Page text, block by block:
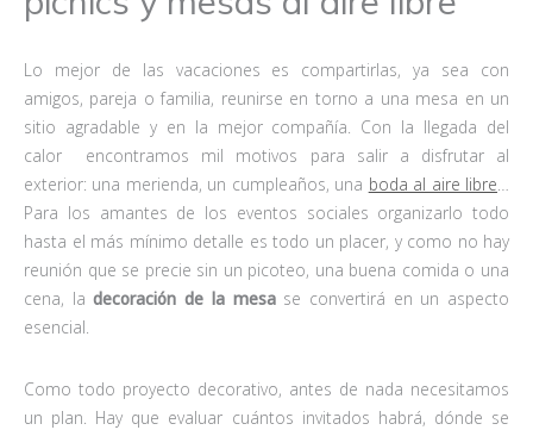
Lo mejor de las vacaciones es compartirlas, ya sea con
amigos, pareja o familia, reunirse en torno a una mesa en un
sitio agradable y en la mejor compañía. Con la llegada del
calor encontramos mil motivos para salir a disfrutar al
exterior: una merienda, un cumpleaños, una boda al aire libre
Para los amantes de los eventos sociales organizarlo todo
hasta el más mínimo detalle es todo un placer, y como no hay
reunión que se precie sin un picoteo, una buena comida o una
cena, ladecoración de la mesase convertirá en un aspecto
esencial.
Como todo proyecto decorativo, antes de nada necesitamos
un plan. Hay que evaluar cuántos invitados habrá, dónde se